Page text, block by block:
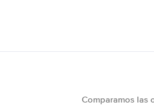
Comparamos las